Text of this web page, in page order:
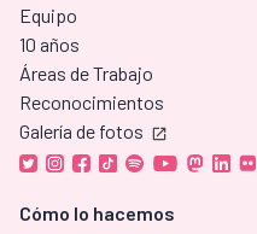
Equipo
10 años
Áreas de Trabajo
Reconocimientos
Galería de fotos
Cómo lo hacemos